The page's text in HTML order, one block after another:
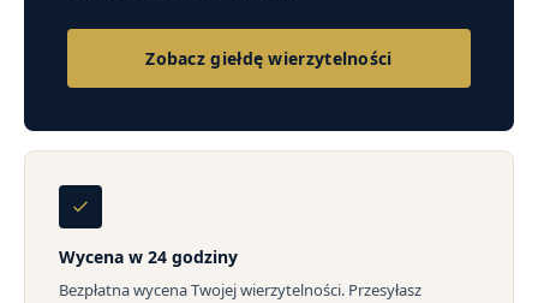
Zobacz giełdę wierzytelności
Wycena w 24 godziny
Bezpłatna wycena Twojej wierzytelności. Przesyłasz